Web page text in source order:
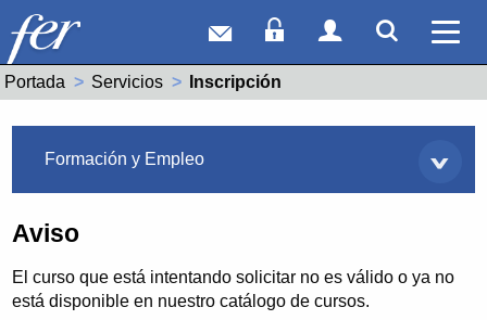
Correo webAcceso Socios
Acceso
Portada Servicios Actual:
Inscripción
Formación y Empleo
Aviso
El curso que está intentando solicitar no es válido o ya no
está disponible en nuestro catálogo de cursos.